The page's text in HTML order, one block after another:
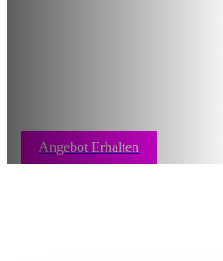
Angebot Erhalten